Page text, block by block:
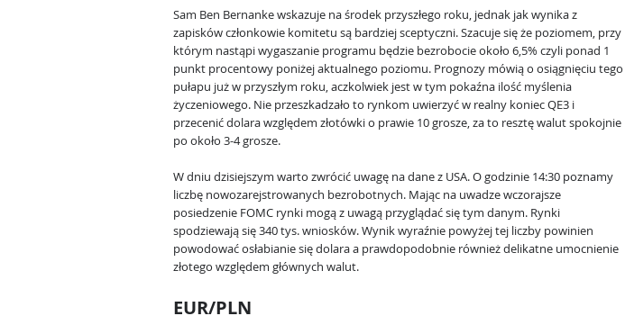
Sam Ben Bernanke wskazuje na środek przyszłego roku, jednak jak wynika z
zapisków członkowie komitetu są bardziej sceptyczni. Szacuje się że poziomem, przy
którym nastąpi wygaszanie programu będzie bezrobocie około 6,5% czyli ponad 1
punkt procentowy poniżej aktualnego poziomu. Prognozy mówią o osiągnięciu tego
pułapu już w przyszłym roku, aczkolwiek jest w tym pokaźna ilość myślenia
życzeniowego. Nie przeszkadzało to rynkom uwierzyć w realny koniec QE3 i
przecenić dolara względem złotówki o prawie 10 grosze, za to resztę walut spokojnie
po około 3-4 grosze.
W dniu dzisiejszym warto zwrócić uwagę na dane z USA. O godzinie 14:30 poznamy
liczbę nowozarejstrowanych bezrobotnych. Mając na uwadze wczorajsze
posiedzenie FOMC rynki mogą z uwagą przyglądać się tym danym. Rynki
spodziewają się 340 tys. wniosków. Wynik wyraźnie powyżej tej liczby powinien
powodować osłabianie się dolara a prawdopodobnie również delikatne umocnienie
złotego względem głównych walut.
EUR/PLN